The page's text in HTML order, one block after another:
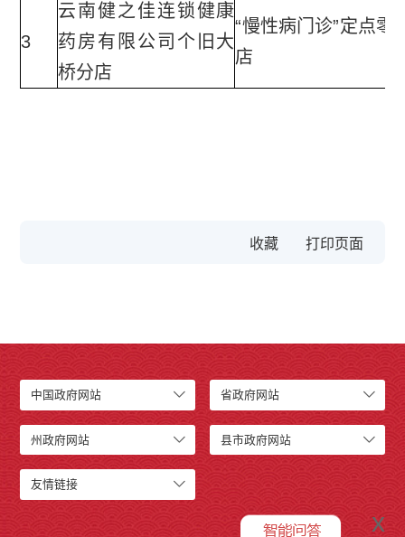
3
云南健之佳连锁健康
药房有限公司个旧大
桥分店
“慢性病门诊”定点零
店
收藏
中国政府网站 省政府网站
州政府网站 县市政府网站
友情链接
x